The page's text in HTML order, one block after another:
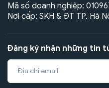
Mã số doanh nghiệp:
Nơi cấp: SKH & ĐT TP. Hà
Đăng ký nhận những tin